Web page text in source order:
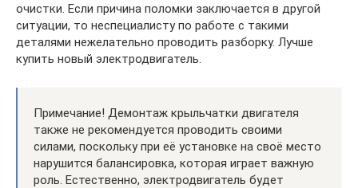
очистки. Если причина поломки заключается в другой
ситуации, то неспециалисту по работе с такими
деталями нежелательно проводить разборку. Лучше
купить новый электродвигатель.
Примечание! Демонтаж крыльчатки двигателя
также не рекомендуется проводить своими
силами, поскольку при её установке на своё место
нарушится балансировка, которая играет важную
роль. Естественно, электродвигатель будет